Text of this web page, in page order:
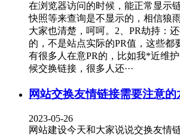
在浏览器访问的时候，能正常显示
快照等来查询是不显示的，相信狼
大家也清楚，呵呵。2、PR劫持：
的，不是站点实际的PR值，这些都
有很多人在意PR的，比如我*近维
候交换链接，很多人还···
网站交换友情链接需要注意的
2023-05-26
网站建设今天和大家说说交换友情